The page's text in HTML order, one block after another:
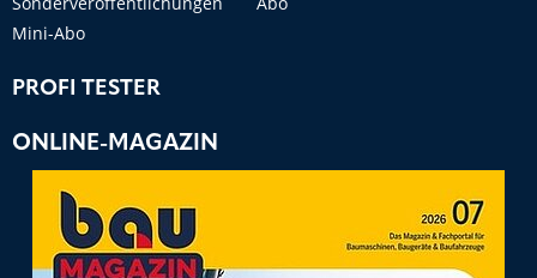
Mini-Abo
PROFI TESTER
ONLINE-MAGAZIN